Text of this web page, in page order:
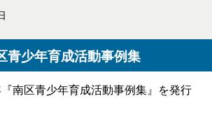
少年育成活動事例集
南区青少年育成活動事例集』を発行